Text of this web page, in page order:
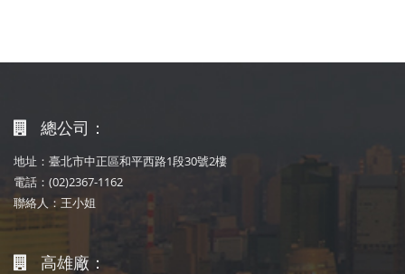
總公司：
地址：臺北市中正區和平西路1段30號2樓
電話：(02)2367-1162
聯絡人：王小姐
高雄廠：